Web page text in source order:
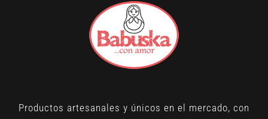
Productos artesanales y únicos en el mercado, con